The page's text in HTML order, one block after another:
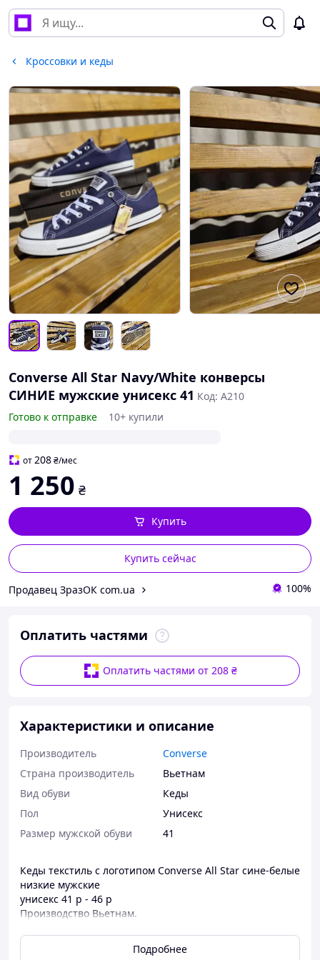
Кроссовки и кеды
Converse All Star Navy/White конверсы
СИНИЕ мужские унисекс 41 Код: A210
Готово к отправке
10+ купили
от208₴/мес
1 250 ₴
Купить сейчас
Купить
Продавец ЗразОК com.ua 100%
Оплатить частями
Оплатить частями от 208 ₴
Характеристики и описание
Производитель
Converse
Страна производитель
Вьетнам
Вид обуви
Кеды
Пол
Унисекс
Размер мужской обуви
41
Кеды текстиль с логотипом Converse All Star сине-белые
низкие мужские
унисекс 41 р - 46 р
Производство Вьетнам.
Бессменная модель всех сезонов!
Прекрасное качество! ВЫГОДНАЯ ЦЕНА!
Подробнее